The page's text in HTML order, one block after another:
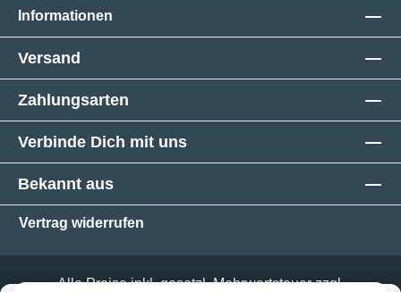
Informationen
Versand
Zahlungsarten
Verbinde Dich mit uns
Bekannt aus
Vertrag widerrufen
Alle Preise inkl. gesetzl. Mehrwertsteuer zzgl.